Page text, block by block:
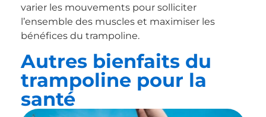
varier les mouvements pour solliciter
l’ensemble des muscles et maximiser les
bénéfices du trampoline.
Autres bienfaits du
trampoline pour la
santé